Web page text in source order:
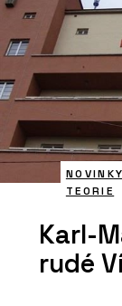
TEORIE
Karl-
rudé